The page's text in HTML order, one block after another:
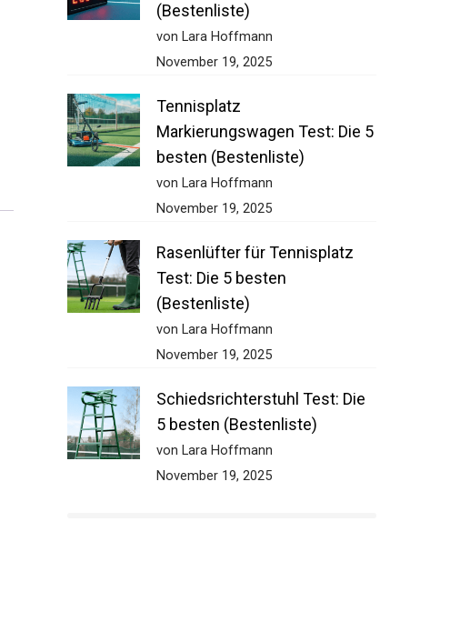
besten (Bestenliste)
von Lara Hoffmann
November 19, 2025
Tennisplatz
Markierungswagen Test: Die
5 besten (Bestenliste)
von Lara Hoffmann
November 19, 2025
Rasenlüfter für Tennisplatz
Test: Die 5 besten
(Bestenliste)
von Lara Hoffmann
November 19, 2025
Schiedsrichterstuhl Test: Die
5 besten (Bestenliste)
von Lara Hoffmann
November 19, 2025